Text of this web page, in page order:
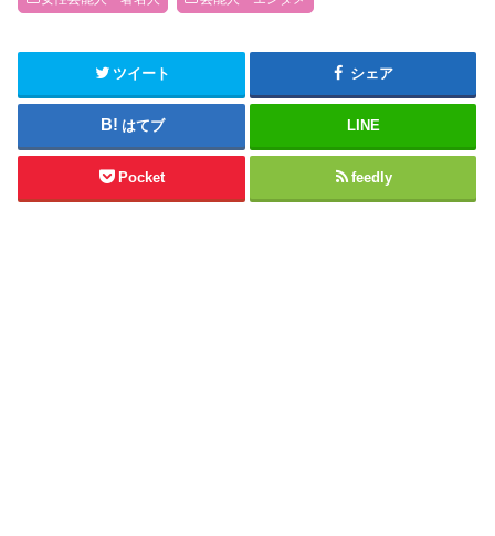
ツイート シェア
はてブ LINE
Pocket feedly